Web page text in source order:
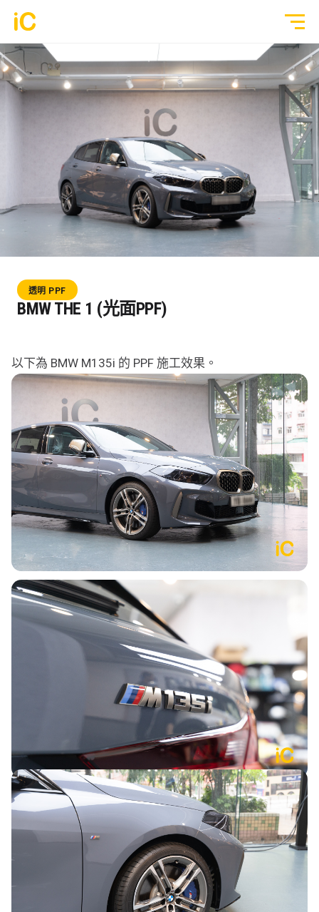
鍍膜塗層
ULGO® Black Infinity™ 自修復鍍膜
PPF 車漆保護膜
透明 GYEON® PPF
轉色 OM® Individual Color PPF
3M® Crystalline™ 玻璃隔熱膜
行車紀錄儀安裝
為您推薦
車漆保護方案建議
透明 PPF
轉色 Color PPF
鍍膜 Coating
透明 PPF
BMW THE 1 (光面PPF)
以下為 BMW M135i 的 PPF 施工效果。